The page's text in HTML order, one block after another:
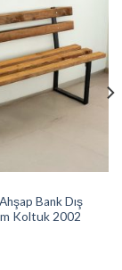
Listeme
Ekle
Bank Dış
Koltuk 2002